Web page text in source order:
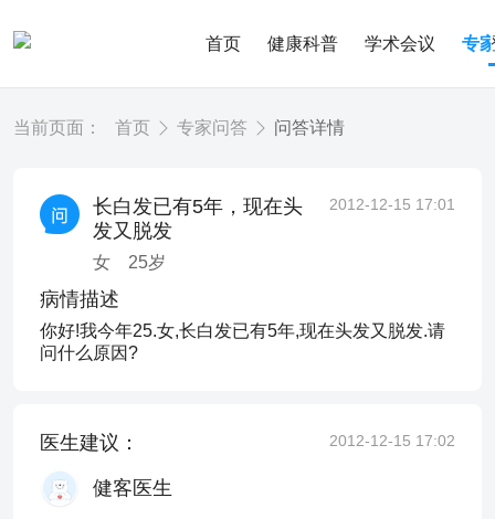
首页 健康科普 学术会议 专
当前页面： 首页 专家问答 问答详情
长白发已有5年，现在头
发又脱发
女 25岁
2012-12-15 17:01
病情描述
你好!我今年25.女,长白发已有5年,现在头发又脱发.请
问什么原因?
医生建议： 2012-12-15 17:02
健客医生